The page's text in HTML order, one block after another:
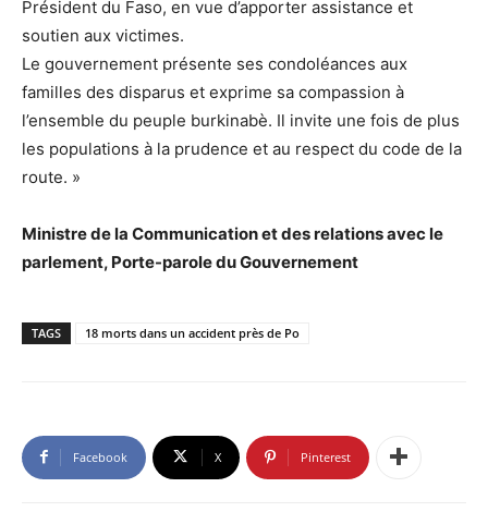
Président du Faso, en vue d’apporter assistance et
soutien aux victimes.
Le gouvernement présente ses condoléances aux
familles des disparus et exprime sa compassion à
l’ensemble du peuple burkinabè. Il invite une fois de plus
les populations à la prudence et au respect du code de la
route. »
Ministre de la Communication et des relations avec le
parlement, Porte-parole du Gouvernement
TAGS 18 morts dans un accident près de Po
Facebook X Pinterest